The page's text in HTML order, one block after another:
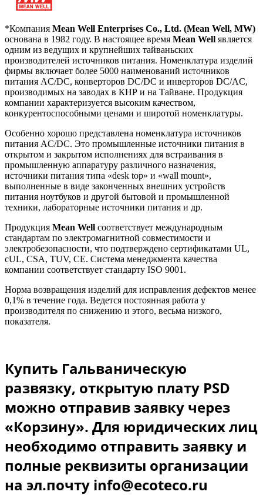
*Компания Mean Well Enterprises Co., Ltd. (Mean Well, MW)
основана в 1982 году. В настоящее время Mean Well является
одним из ведущих и крупнейших тайваньских
производителей источников питания. Номенклатура изделий
фирмы включает более 5000 наименований источников
питания AC/DC, конверторов DC/DC и инверторов DC/AC,
производимых на заводах в КНР и на Тайване. Продукция
компании характеризуется высоким качеством,
конкурентоспособными ценами и широтой номенклатуры.
Особенно хорошо представлена номенклатура источников
питания AC/DC. Это промышленные источники питания в
открытом и закрытом исполнениях для встраивания в
промышленную аппаратуру различного назначения,
источники питания типа «desk top» и «wall mount»,
выполненные в виде законченных внешних устройств
питания ноутбуков и другой бытовой и промышленной
техники, лабораторные источники питания и др.
Продукция Mean Well соответствует международным
стандартам по электромагнитной совместимости и
электробезопасности, что подтверждено сертификатами UL,
cUL, CSA, TUV, CE. Система менеджмента качества
компании соответствует стандарту ISO 9001.
Норма возвращения изделий для исправления дефектов менее
0,1% в течение года. Ведется постоянная работа у
производителя по снижению и этого, весьма низкого,
показателя.
Купить Гальваническую
развязку, открытую плату PSD
можно отправив заявку через
«Корзину». Для юридических лиц
необходимо отправить заявку и
полные реквизиты организации
на эл.почту info@ecoteco.ru